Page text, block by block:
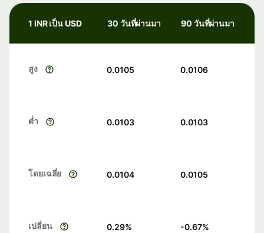
1 INR เป็น USD 30 วันที่ผ่านมา 90 วันที่ผ่านมา
สูง 0.0105 0.0106
ต่ำ 0.0103 0.0103
โดยเฉลี่ย 0.0104 0.0105
เปลี่ยน 0.29% -0.67%